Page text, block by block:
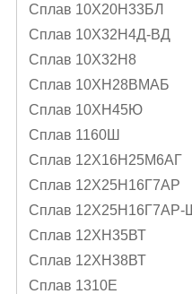
Сплав 10Х20Н33БЛ
Сплав 10Х32Н4Д-ВД
Сплав 10Х32Н8
Сплав 10ХН28ВМАБ
Сплав 10ХН45Ю
Сплав 1160Ш
Сплав 12Х16Н25М6АГ
Сплав 12Х25Н16Г7АР
Сплав 12Х25Н16Г7АР-Ш
Сплав 12ХН35ВТ
Сплав 12ХН38ВТ
Сплав 1310Е